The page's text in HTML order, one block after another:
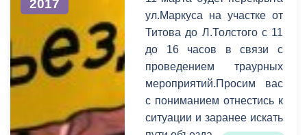
которыми пришли
горожане, к разговору
были приглашены
руководители структурных
подразделений АМС.
Самыми актуальными в
ходе приема стали
2017
ул.Маркуса на участке от
Титова до Л.Толстого с 11
до 16 часов в связи с
проведением траурных
мероприятий.Просим вас
с пониманием отнестись к
ситуации и заранее искать